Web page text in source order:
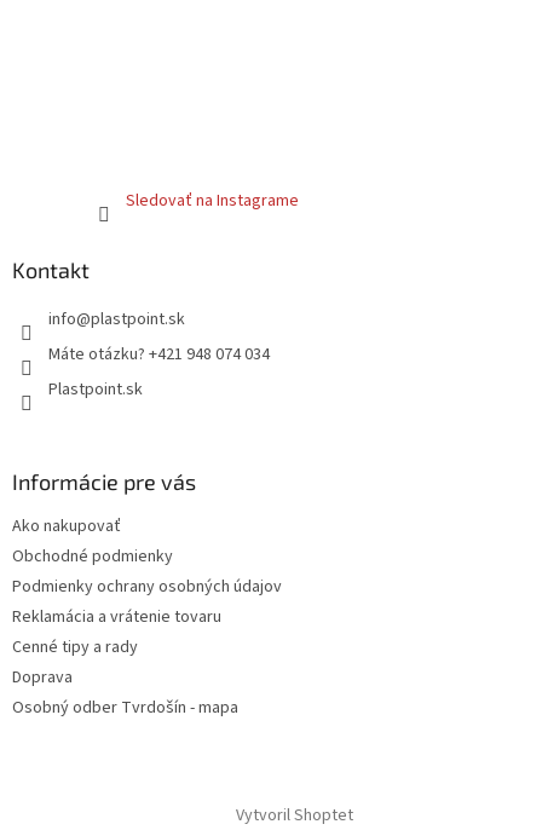
Sledovať na Instagrame
Kontakt
info@plastpoint.sk
Máte otázku? +421 948 074 034
Plastpoint.sk
Informácie pre vás
Ako nakupovať
Obchodné podmienky
Podmienky ochrany osobných údajov
Reklamácia a vrátenie tovaru
Cenné tipy a rady
Doprava
Osobný odber Tvrdošín - mapa
Vytvoril Shoptet